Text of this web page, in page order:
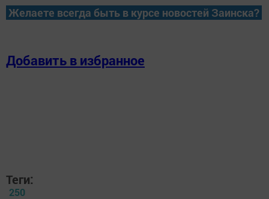
Желаете всегда быть в курсе новостей Заинска?
Добавить в избранное
Теги:
250